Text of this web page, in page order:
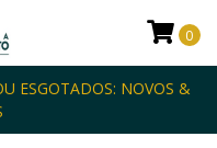
ESGOTADOS: NOVOS &
0